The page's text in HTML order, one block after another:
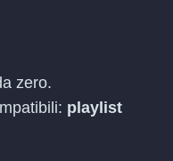
zero.
playlist